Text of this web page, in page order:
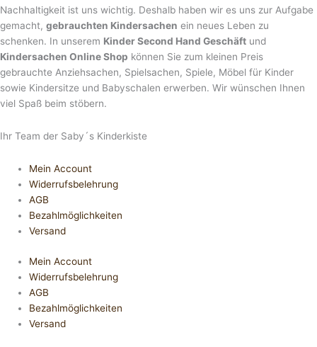
Nachhaltigkeit ist uns wichtig. Deshalb haben wir es uns zur Aufgabe
gemacht, gebrauchten Kindersachen ein neues Leben zu
schenken. In unserem Kinder Second Hand Geschäft und
Kindersachen Online Shop können Sie zum kleinen Preis
gebrauchte Anziehsachen, Spiel­sachen, Spiele, Möbel für Kinder
sowie Kindersitze und Babyschalen erwerben. Wir wünschen Ihnen
viel Spaß beim stöbern.
Ihr Team der Saby´s Kinderkiste
Mein Account
Widerrufsbelehrung
AGB
Bezahlmöglichkeiten
Versand
Mein Account
Widerrufsbelehrung
AGB
Bezahlmöglichkeiten
Versand